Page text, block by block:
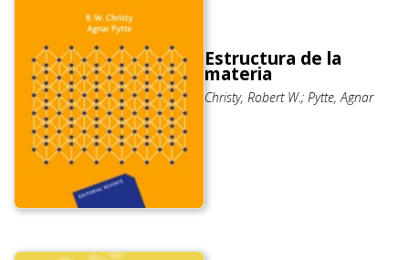
Estructura de la
materia
Christy, Robert W.; Pytte, Agnar